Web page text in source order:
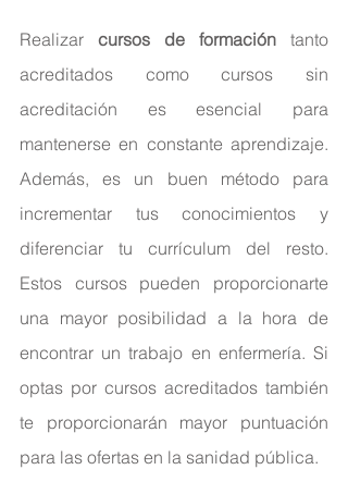
Realizar cursos de formación tanto
acreditados como cursos sin
acreditación es esencial para
mantenerse en constante aprendizaje.
Además, es un buen método para
incrementar tus conocimientos y
diferenciar tu currículum del resto.
Estos cursos pueden proporcionarte
una mayor posibilidad a la hora de
encontrar un trabajo en enfermería. Si
optas por cursos acreditados también
te proporcionarán mayor puntuación
para las ofertas en la sanidad pública.